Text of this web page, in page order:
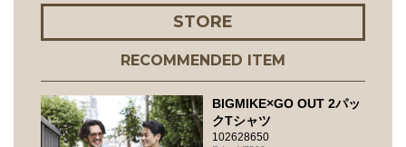
STORE
RECOMMENDED ITEM
BIGMIKE×GO OUT 2パッ
クTシャツ
102628650